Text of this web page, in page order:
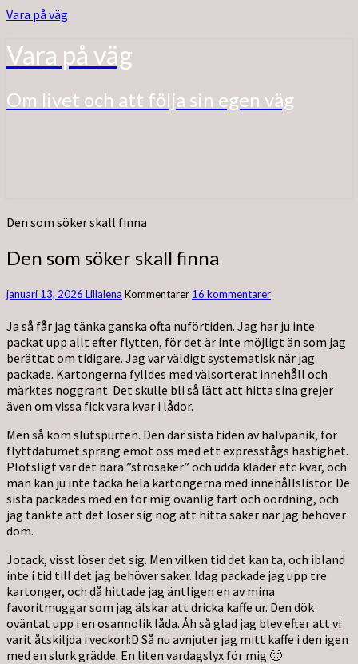
Vara på väg
Vara på väg
Om livet och att följa sin egen väg
Den som söker skall finna
Den som söker skall finna
januari 13, 2026 Lillalena Kommentarer 16 kommentarer
Ja så får jag tänka ganska ofta nuförtiden. Jag har ju inte
packat upp allt efter flytten, för det är inte möjligt än som jag
berättat om tidigare. Jag var väldigt systematisk när jag
packade. Kartongerna fylldes med välsorterat innehåll och
märktes noggrant. Det skulle bli så lätt att hitta sina grejer
även om vissa fick vara kvar i lådor.
Men så kom slutspurten. Den där sista tiden av halvpanik, för
flyttdatumet sprang emot oss med ett expresstågs hastighet.
Plötsligt var det bara ”strösaker” och udda kläder etc kvar, och
man kan ju inte täcka hela kartongerna med innehållslistor. De
sista packades med en för mig ovanlig fart och oordning, och
jag tänkte att det löser sig nog att hitta saker när jag behöver
dom.
Jotack, visst löser det sig. Men vilken tid det kan ta, och ibland
inte i tid till det jag behöver saker. Idag packade jag upp tre
kartonger, och då hittade jag äntligen en av mina
favoritmuggar som jag älskar att dricka kaffe ur. Den dök
oväntat upp i en osannolik låda. Åh så glad jag blev efter att vi
varit åtskiljda i veckor!:D Så nu avnjuter jag mitt kaffe i den igen
med en slurk grädde. En liten vardagslyx för mig 🙂